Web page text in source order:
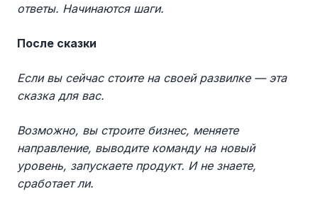
ответы. Начинаются шаги.
После сказки
Если вы сейчас стоите на своей развилке — эта
сказка для вас.
Возможно, вы строите бизнес, меняете
направление, выводите команду на новый
уровень, запускаете продукт. И не знаете,
сработает ли.